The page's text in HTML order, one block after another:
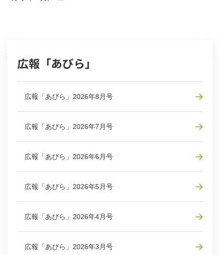
広報「あびら」
広報「あびら」2026年8月号
広報「あびら」2026年7月号
広報「あびら」2026年6月号
広報「あびら」2026年5月号
広報「あびら」2026年4月号
広報「あびら」2026年3月号